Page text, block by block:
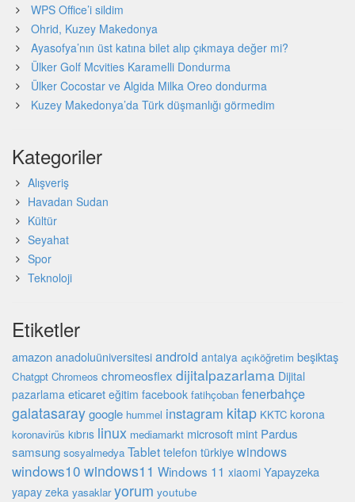
WPS Office’i sildim
Ohrid, Kuzey Makedonya
Ayasofya’nın üst katına bilet alıp çıkmaya değer mi?
Ülker Golf Mcvities Karamelli Dondurma
Ülker Cocostar ve Algida Milka Oreo dondurma
Kuzey Makedonya’da Türk düşmanlığı görmedim
Kategoriler
Alışveriş
Havadan Sudan
Kültür
Seyahat
Spor
Teknoloji
Etiketler
amazon anadoluüniversitesi android antalya açıköğretim beşiktaş
Chatgpt Chromeos chromeosflex dijitalpazarlama Dijital
pazarlama eticaret eğitim facebook fatihçoban fenerbahçe
galatasaraygoogle hummel instagram kitap KKTC korona
koronavirüs kıbrıs linux mediamarkt microsoft mint Pardus
samsung sosyalmedya Tablet telefon türkiyewindows
windows10 windows11 Windows 11 xiaomi Yapayzeka
yapay zeka yasaklar yorum youtube